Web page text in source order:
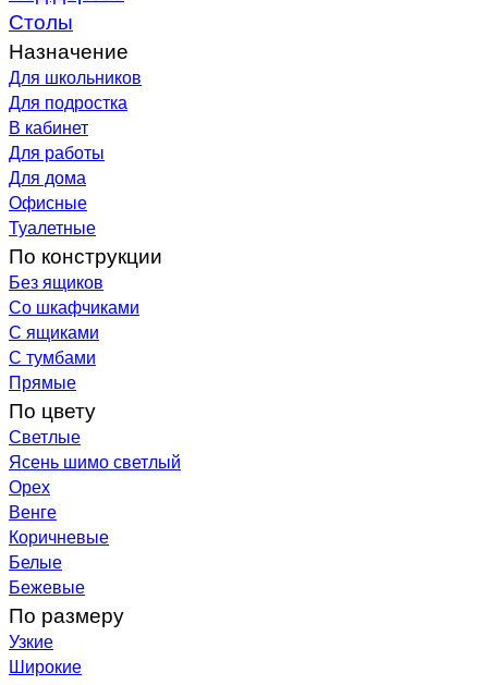
Столы
Назначение
Для школьников
Для подростка
В кабинет
Для работы
Для дома
Офисные
Туалетные
По конструкции
Без ящиков
Со шкафчиками
С ящиками
С тумбами
Прямые
По цвету
Светлые
Ясень шимо светлый
Орех
Венге
Коричневые
Белые
Бежевые
По размеру
Узкие
Широкие